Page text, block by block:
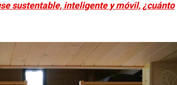
sustentable, inteligente y móvil, ¿cuánto